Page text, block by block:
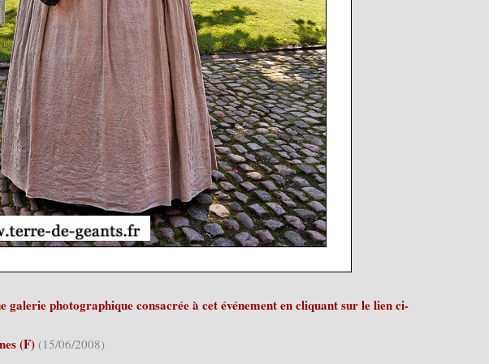
galerie photographique consacrée à cet événement en cliquant sur le lien ci-
(F)(15/06/2008)